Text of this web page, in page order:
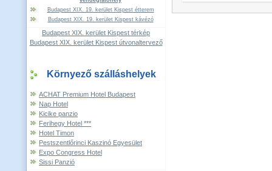
Budapest XIX. 19. kerület Kispest étterem
Budapest XIX. 19. kerület Kispest kávézó
Budapest XIX. kerület Kispest térkép
Budapest XIX. kerület Kispest útvonaltervező
Környező szálláshelyek
ACHAT Premium Hotel Budapest
Nap Hotel
Kicike panzio
Ferihegy Hotel ***
Hotel Timon
Pestszentlőrinci Kaszinó Egyesület
Expo Congress Hotel
Sissi Panzió